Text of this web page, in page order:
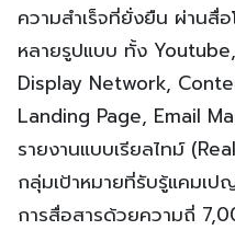
ความสำเร็จที่ยั่งยืน ผ่านสื่อ
หลายรูปแบบ ทั้ง
Display Network,
Landing Page, Email
รายงานแบบเรียลไทม์
กลุ่มเป้าหมายที่รับรู้แคมเ
การสื่อสารด้วยความถี่